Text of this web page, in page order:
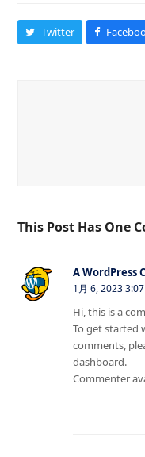
Twitter
This Post Has One
A WordPress
1月 6, 2023
Hi, this is a
To get started
comments,
dashboard.
Commenter